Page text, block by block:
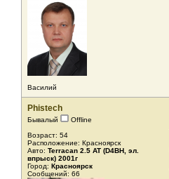
Василий
Phistech
Бывалый
Offline
Возраст: 54
Расположение: Красноярск
Авто: Terracan 2.5 AT (D4BH, эл.
впрыск) 2001г
Город: Красноярск
Сообщений: 66